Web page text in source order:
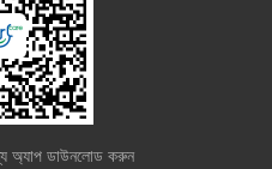
অ্যাপ ডাউনলোড করুন